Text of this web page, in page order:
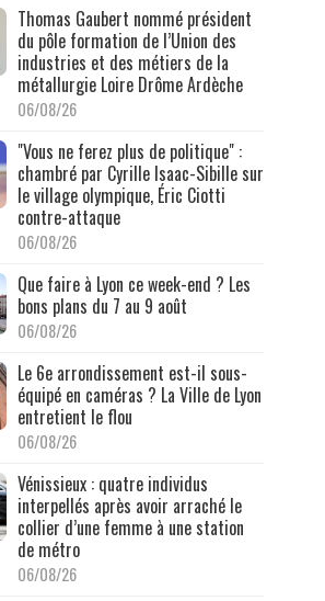
Thomas Gaubert nommé président
du pôle formation de l’Union des
industries et des métiers de la
métallurgie Loire Drôme Ardèche
06/08/26
"Vous ne ferez plus de politique" :
chambré par Cyrille Isaac-Sibille sur
le village olympique, Éric Ciotti
contre-attaque
06/08/26
Que faire à Lyon ce week-end ? Les
bons plans du 7 au 9 août
06/08/26
Le 6e arrondissement est-il sous-
équipé en caméras ? La Ville de Lyon
entretient le flou
06/08/26
Vénissieux : quatre individus
interpellés après avoir arraché le
collier d’une femme à une station
de métro
06/08/26